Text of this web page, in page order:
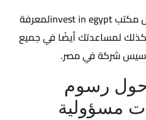
ويمكنك التواصل معنا من خلال مكتب invest in egyptلمعرفة
كذلك لمساعدتك أيضًا في جميع
شركة في مصر.
حول رسوم
مسؤولية